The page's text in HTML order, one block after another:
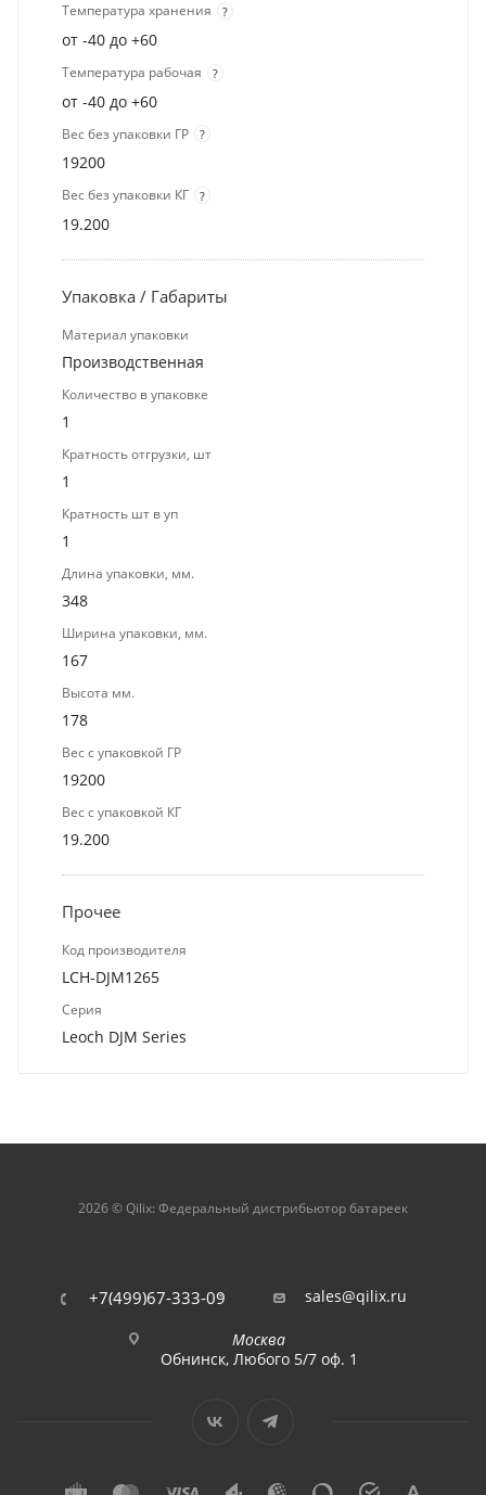
Температура хранения ?
от -40 до +60
Температура рабочая ?
от -40 до +60
Вес без упаковки ГР ?
19200
Вес без упаковки КГ ?
19.200
Упаковка / Габариты
Материал упаковки
Производственная
Количество в упаковке
1
Кратность отгрузки, шт
1
Кратность шт в уп
1
Длина упаковки, мм.
348
Ширина упаковки, мм.
167
Высота мм.
178
Вес с упаковкой ГР
19200
Вес с упаковкой КГ
19.200
Прочее
Код производителя
LCH-DJM1265
Серия
Leoch DJM Series
2026 © Qilix: Федеральный дистрибьютор батареек
+7(499)67-333-09 sales@qilix.ru
Москва
Обнинск, Любого 5/7 оф. 1